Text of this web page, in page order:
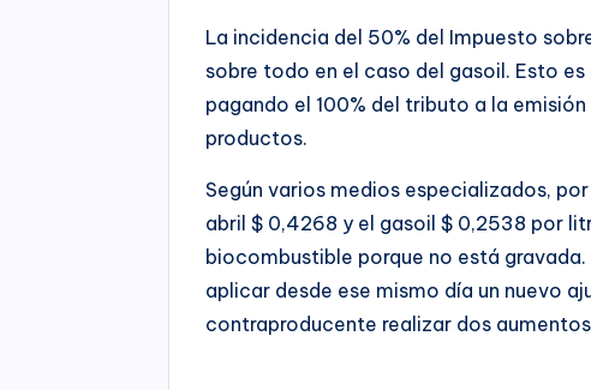
La incidencia del 50% del Impuesto
sobre todo en el caso del gasoil. Esto
pagando el 100% del tributo a la
productos.
Según varios medios especializados,
abril $ 0,4268 y el gasoil $ 0,2538 por
biocombustible porque no está
aplicar desde ese mismo día un nuevo
contraproducente realizar dos